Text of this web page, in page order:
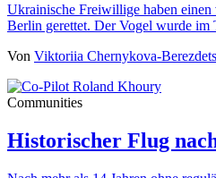
Ukrainische Freiwillige haben einen
Berlin gerettet. Der Vogel wurde
Von Viktoriia Chernykova-
Communities
Historischer Flug